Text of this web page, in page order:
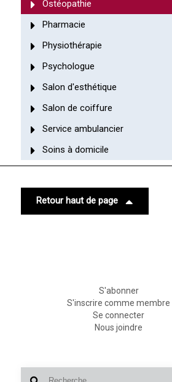
Ostéopathie
Pharmacie
Physiothérapie
Psychologue
Salon d'esthétique
Salon de coiffure
Service ambulancier
Soins à domicile
Retour haut de page
S'abonner
S'inscrire comme membre
Se connecter
Nous joindre